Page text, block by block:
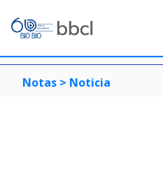
Notas > Noticia